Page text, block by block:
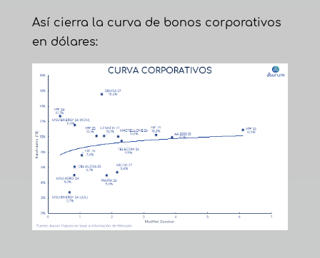
Así cierra la curva de bonos corporativos
en dólares: